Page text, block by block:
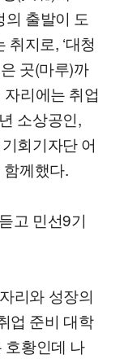
의 출발이 도
지로, ‘대청
곳(마루)까
자리에는 취업
소상공인,
회기자단 어
께했다.
고 민선9기
리와 성장의
업 준비 대학
호황인데 나